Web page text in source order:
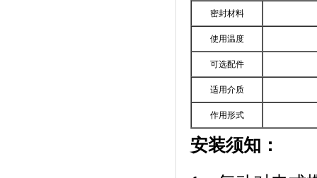
密封材料
使用温度
可选配件
适用介质
作用形式
安装须知：